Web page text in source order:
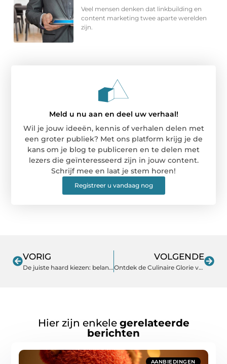
Veel mensen denken dat linkbuilding en
content marketing twee aparte werelden
zijn.
Meld u nu aan en deel uw verhaal!
Wil je jouw ideeën, kennis of verhalen delen met
een groter publiek? Met ons platform krijg je de
kans om je blog te publiceren en te delen met
lezers die geïnteresseerd zijn in jouw content.
Schrijf mee en laat je stem horen!
Registreer u vandaag nog
VORIG
De juiste haard kiezen: belangrijke vragen om te overwegen
VOLGENDE
Ontdek de Culinaire Glorie van Restaurant Assen
Hier zijn enkele gerelateerde
berichten
AANBIEDINGEN